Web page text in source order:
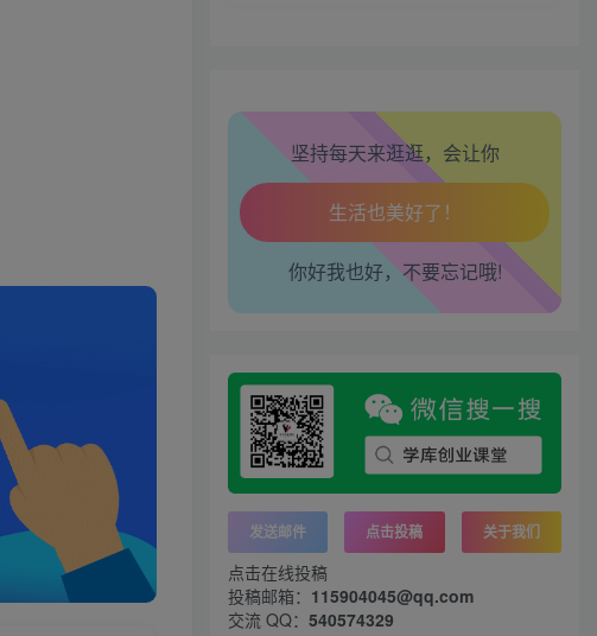
坚持每天来逛逛，会让你
腰也不酸了！
工作也轻松了！
你好我也好，不要忘记哦!
发送邮件 点击投稿 关于我们
点击在线投稿
投稿邮箱： 115904045@qq.com
交流 QQ： 540574329